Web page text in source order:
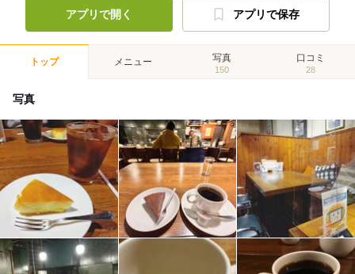
アプリで開く アプリで保存
トップ メニュー 写真
150
口コミ
28
写真